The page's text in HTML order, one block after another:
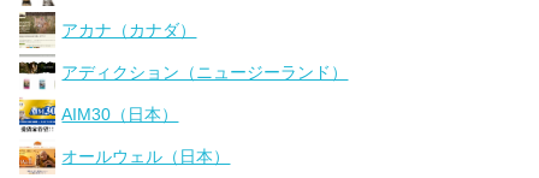
アカナ（カナダ）
アディクション（ニュージーランド）
AIM30（日本）
オールウェル（日本）